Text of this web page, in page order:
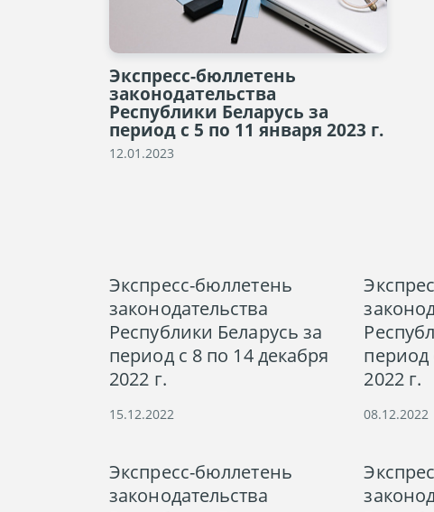
Экспресс-бюллетень
законодательства
Республики Беларусь за
период с 5 по 11 января 2023 г.
12.01.2023
Экспресс-бюллетень
законодательства
Республики Беларусь за
период с 8 по 14 декабря
2022 г.
15.12.2022
период
2022 г.
08.12.2022
Экспресс-бюллетень
законодательства